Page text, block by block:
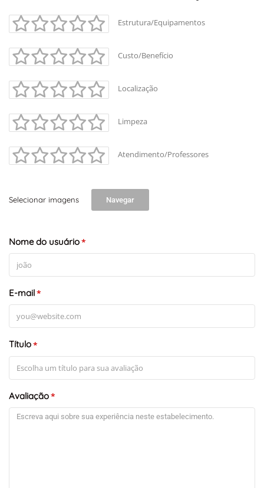
Leaflet
Estrutura/Equipamentos
Custo/Benefício
Localização
Limpeza
Atendimento/Professores
Selecionar imagens Navegar
Nome do usuário*
E-mail*
Título*
Avaliação*